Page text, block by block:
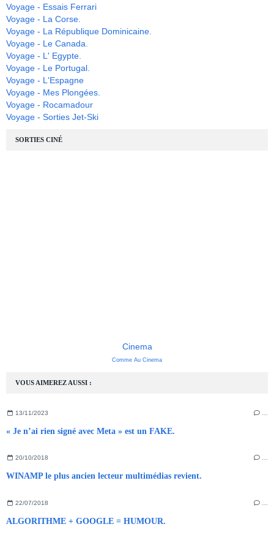
VOUS AIMEREZ AUSSI :
13/11/2023
« Je n’ai rien signé avec Meta » est un FAKE.
20/10/2018
WINAMP le plus ancien lecteur multimédias revient.
22/07/2018
ALGORITHME + GOOGLE = HUMOUR.
Voyage - Essais Ferrari
Voyage - La Corse.
Voyage - La République Dominicaine.
Voyage - Le Canada.
Voyage - L' Egypte.
Voyage - Le Portugal.
Voyage - L'Espagne
Voyage - Mes Plongées.
Voyage - Rocamadour
Voyage - Sorties Jet-Ski
SORTIES CINÉ
Cinema
Comme Au Cinema